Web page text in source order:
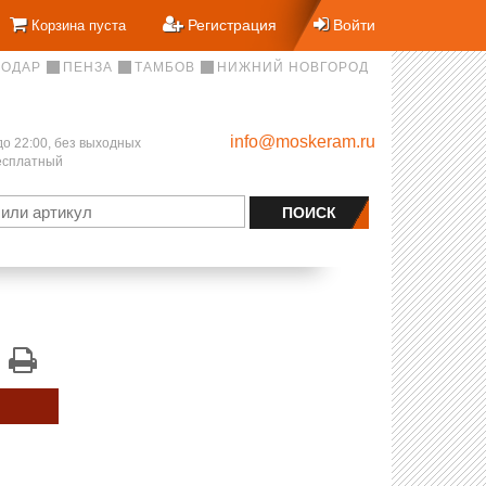
Корзина пуста Регистрация Войти
ПЕНЗА ТАМБОВ НИЖНИЙ НОВГОРОД
22:00, без выходных
info@moskeram.ru